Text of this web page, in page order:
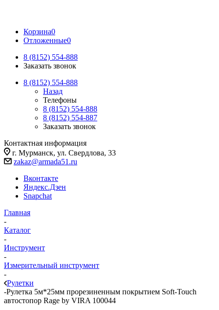
Корзина0
Отложенные0
8 (8152) 554-888
Заказать звонок
8 (8152) 554-888
Назад
Телефоны
8 (8152) 554-888
8 (8152) 554-887
Заказать звонок
Контактная информация
г. Мурманск, ул. Свердлова, 33
zakaz@armada51.ru
Вконтакте
Яндекс.Дзен
Snapchat
Главная
-
Каталог
-
Инструмент
-
Измерительный инструмент
-
Рулетки
-Рулетка 5м*25мм прорезиненным покрытием Soft-Touch
автостопор Rage by VIRA 100044